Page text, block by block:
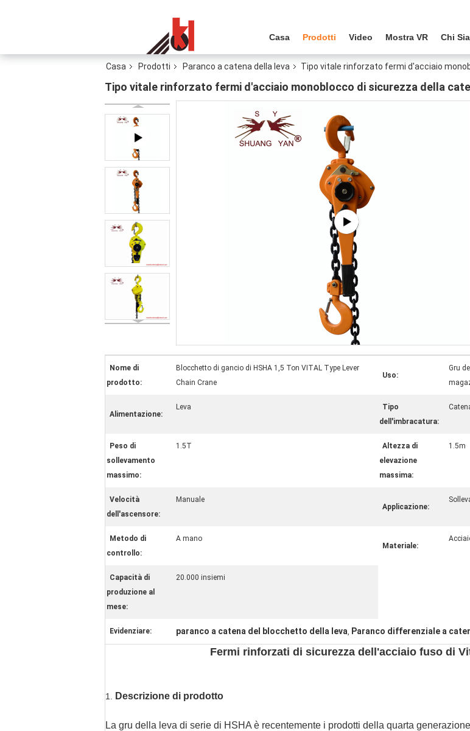
Casa Prodotti Video Mostra VR Chi
Casa Prodotti Paranco a catena della leva Tipo vitale rinforzato fermi d'acciaio
Tipo vitale rinforzato fermi d'acciaio monoblocco di sicurezza della
Nome di
prodotto:
Blocchetto di gancio di HSHA 1,5 Ton VITAL Type Lever
Chain Crane
Uso:
Gru
Alimentazione:
Leva
Tipo
dell'imbracatura:
Peso di
sollevamento
massimo:
1.5T
Altezza di
elevazione
massima:
1.5m
Velocità
dell'ascensore:
Manuale
Applicazione:
Metodo di
controllo:
A mano
Materiale:
Capacità di
produzione al
mese:
20.000 insiemi
Evidenziare: paranco a catena del blocchetto della leva, Paranco differenziale a
Fermi rinforzati di sicurezza dell'acciaio fuso di
1. Descrizione di prodotto
La gru della leva di serie di HSHA è recentemente i prodotti della quarta